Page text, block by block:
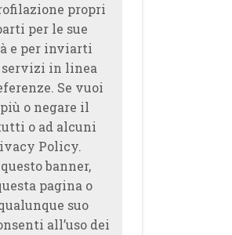
propri
per le sue
e per inviarti
in linea
Se vuoi
o negare il
o ad alcuni
Policy.
banner,
pagina o
suo
all’uso dei